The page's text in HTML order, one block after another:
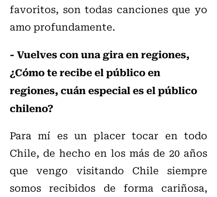
favoritos, son todas canciones que yo
amo profundamente.
- Vuelves con una gira en regiones,
¿Cómo te recibe el público en
regiones, cuán especial es el público
chileno?
Para mí es un placer tocar en todo
Chile, de hecho en los más de 20 años
que vengo visitando Chile siempre
somos recibidos de forma cariñosa,